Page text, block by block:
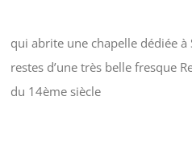
qui abrite une chapelle dédiée
restes d’une très belle fresque
du 14ème siècle